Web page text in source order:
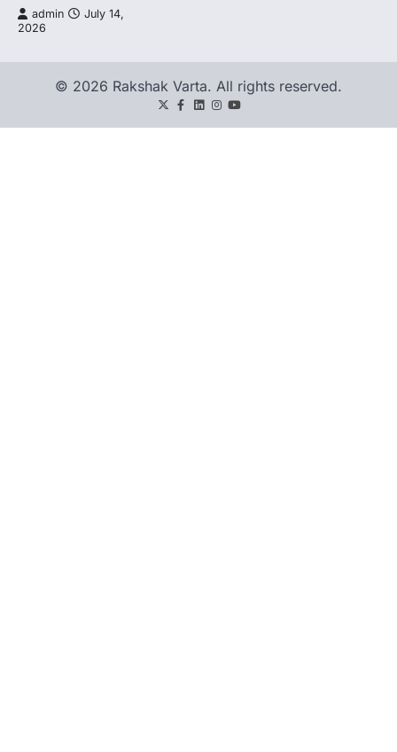
admin
July 14,
2026
© 2026 Rakshak Varta. All rights reserved.
TwitterFacebook
LinkedIn
Instagram
youtube